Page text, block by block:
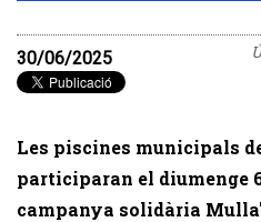
30/06/2025
Les piscines municipals
participaran el diumenge
campanya solidària